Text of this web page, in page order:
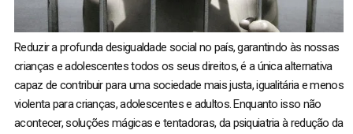
Reduzir a profunda desigualdade social no país, garantindo às nossas
crianças e adolescentes todos os seus direitos, é a única alternativa
capaz de contribuir para uma sociedade mais justa, igualitária e menos
violenta para crianças, adolescentes e adultos. Enquanto isso não
acontecer, soluções mágicas e tentadoras, da psiquiatria à redução da